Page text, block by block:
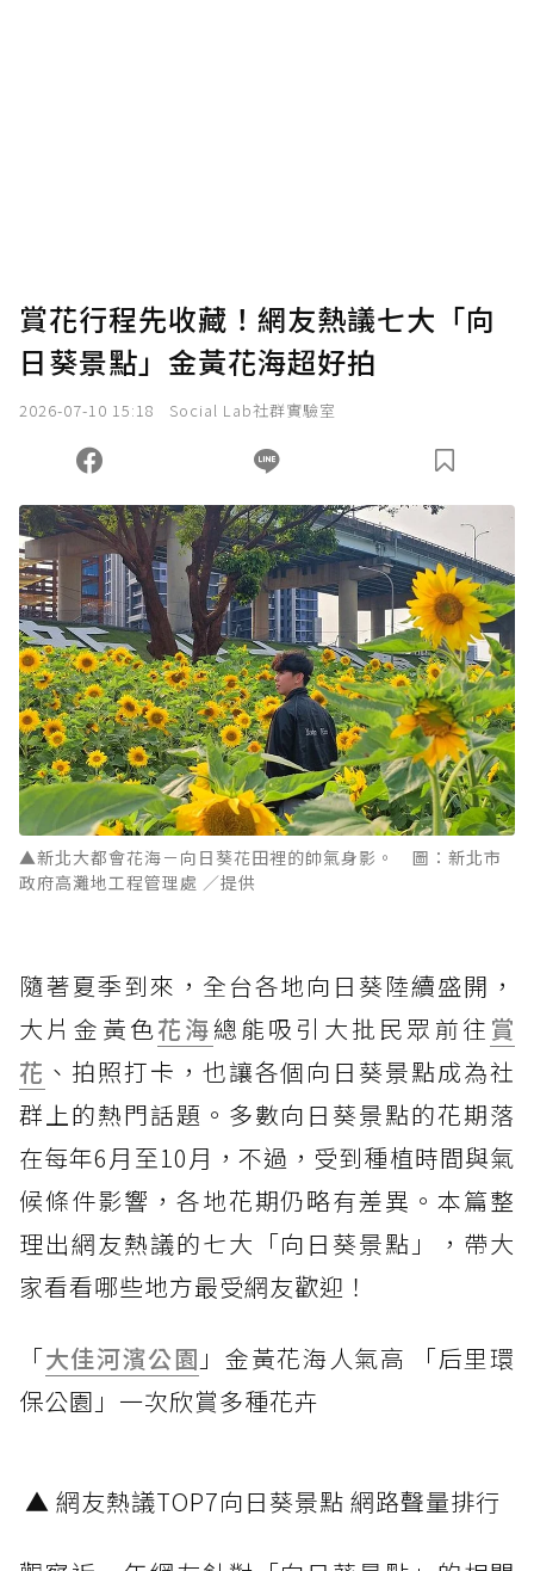
賞花行程先收藏！網友熱議七大「向
日葵景點」金黃花海超好拍
2026-07-10 15:18 Social Lab社群實驗室
▲新北大都會花海－向日葵花田裡的帥氣身影。 圖：新北市
政府高灘地工程管理處 ／提供
隨著夏季到來，全台各地向日葵陸續盛開，
大片金黃色花海總能吸引大批民眾前往 賞
花 、拍照打卡，也讓各個向日葵景點成為社
群上的熱門話題。多數向日葵景點的花期落
在每年6月至10月，不過，受到種植時間與氣
候條件影響，各地花期仍略有差異。本篇整
理出網友熱議的七大「向日葵景點」，帶大
家看看哪些地方最受網友歡迎！
「大佳河濱公園 」金黃花海人氣高 「后里環
保公園」一次欣賞多種花卉
▲ 網友熱議TOP7向日葵景點 網路聲量排行